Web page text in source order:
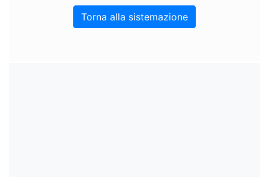
Torna alla sistemazione